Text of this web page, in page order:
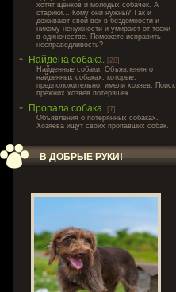
хотят щенков и молодых собачек. А
старики... Кому они нужны? Так и
доживают свой век в бездомности и
никому ненужности и умирают от тоски
в одиночестве. Поможете исправить
несправедливость?
Найдена собака. [28]
Найденные собаки. Объявления о
найденных собаках, которые,
предположительно, имели хозяев. Поиск
прежних хозяев потеряшек.
Пропала собака. [7]
Объявления о потерянных собаках.
Хозяева ищут своих пропавших собак.
В ДОБРЫЕ РУКИ!